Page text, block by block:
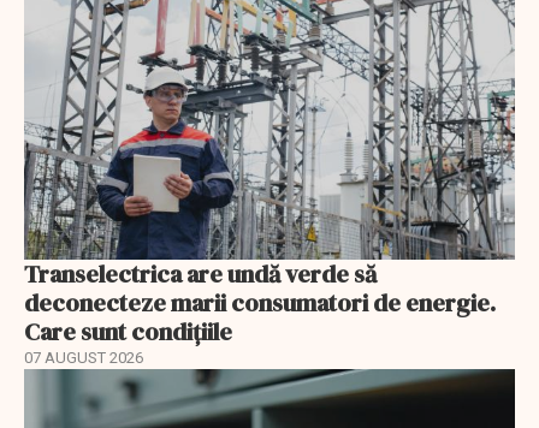
Transelectrica are undă verde să
deconecteze marii consumatori de energie.
Care sunt condițiile
07 AUGUST 2026